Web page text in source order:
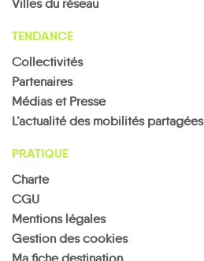
Villes du réseau
TENDANCE
Collectivités
Partenaires
Médias et Presse
L’actualité des mobilités partagées
PRATIQUE
Charte
CGU
Mentions légales
Gestion des cookies